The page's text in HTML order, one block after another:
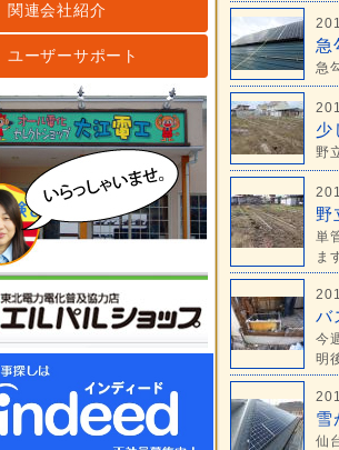
関連会社紹介
ユーザーサポート
急
急
少
野
野
単
ま
バ
今
明
雪
仙